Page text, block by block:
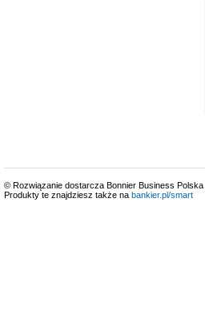
© Rozwiązanie dostarcza Bonnier Business
Produkty te znajdziesz także na bankier.pl/smart